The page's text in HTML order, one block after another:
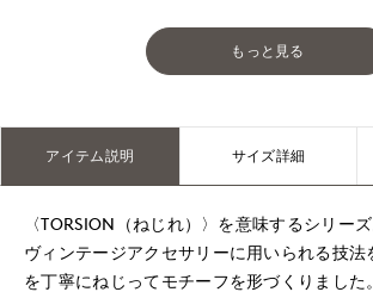
もっと見る
アイテム説明 サイズ詳細
〈TORSION（ねじれ）〉を意味するシリーズ
ヴィンテージアクセサリーに用いられる技法
を丁寧にねじってモチーフを形づくりました。